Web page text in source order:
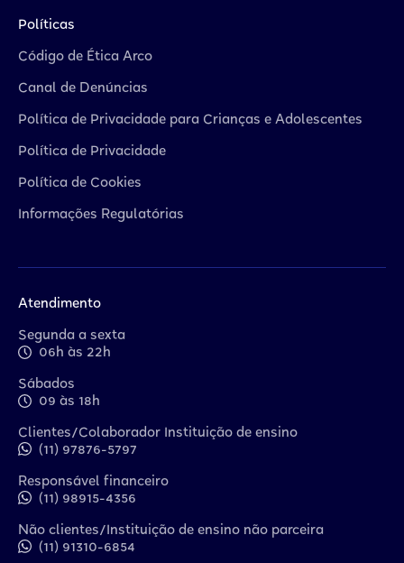
Políticas
Código de Ética Arco
Canal de Denúncias
Política de Privacidade para Crianças e Adolescentes
Política de Privacidade
Política de Cookies
Informações Regulatórias
Atendimento
Segunda a sexta
06h às 22h
Sábados
09 às 18h
Clientes/Colaborador Instituição de ensino
(11) 97876-5797
Responsável financeiro
(11) 98915-4356
Não clientes/Instituição de ensino não parceira
(11) 91310-6854